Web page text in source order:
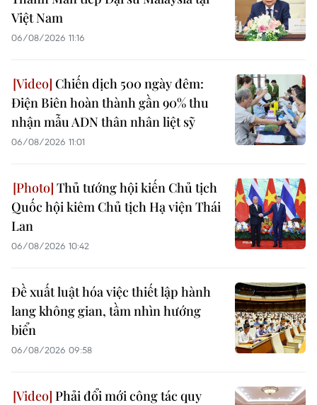
Việt Nam
06/08/2026 11:16
Chiến dịch 500 ngày đêm:
Điện Biên hoàn thành gần 90% thu
nhận mẫu ADN thân nhân liệt sỹ
06/08/2026 11:01
Thủ tướng hội kiến Chủ tịch
Quốc hội kiêm Chủ tịch Hạ viện Thái
Lan
06/08/2026 10:42
Đề xuất luật hóa việc thiết lập hành
lang không gian, tầm nhìn hướng
biển
06/08/2026 09:58
Phải đổi mới công tác quy